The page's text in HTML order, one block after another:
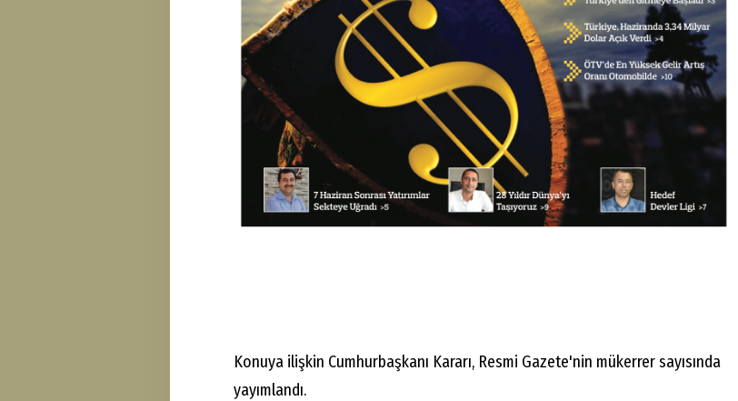
Konuya ilişkin Cumhurbaşkanı Kararı, Resmi Gazete'nin mükerrer sayısında
yayımlandı.